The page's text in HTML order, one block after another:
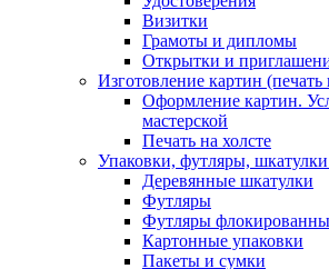
Визитки
Грамоты и дипломы
Открытки и
Изготовление картин
Оформление картин.
мастерской
Печать на холсте
Упаковки, футляры, шкатулки
Деревянные шкатулки
Футляры
Футляры
Картонные упаковки
Пакеты и сумки